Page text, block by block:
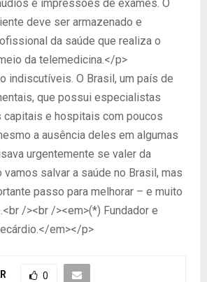
e impressões de exames. O
deve ser armazenado e
da saúde que realiza o
da telemedicina.</p>
indiscutíveis. O Brasil, um país de
que possui especialistas
capitais e hospitais com poucos
a ausência deles em algumas
urgentemente se valer da
vamos salvar a saúde no Brasil, mas
passo para melhorar – e muito
/><br /><em>(*) Fundador e
em></p>
0